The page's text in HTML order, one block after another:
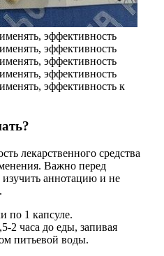
к
лекарственного средства
Важно перед
аннотацию и не
по 1 капсуле.
2 часа до еды, запивая
питьевой воды.